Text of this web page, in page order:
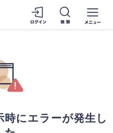
にエラーが発生し